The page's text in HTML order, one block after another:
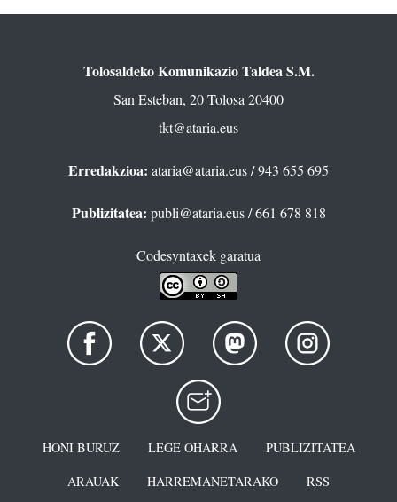
Tolosaldeko Komunikazio Taldea S.M.
San Esteban, 20 Tolosa 20400
tkt@ataria.eus
Erredakzioa: ataria@ataria.eus/ 943 655 695
Publizitatea: publi@ataria.eus/ 661 678 818
Codesyntaxek garatua
HONI BURUZ LEGE OHARRA
PUBLIZITATEA
ARAUAK
HARREMANETARAKO RSS